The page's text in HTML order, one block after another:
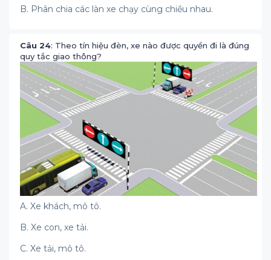
B. Phân chia các làn xe chạy cùng chiều nhau.
Câu 24: Theo tín hiệu đèn, xe nào được quyền đi là đúng
quy tắc giao thông?
A. Xe khách, mô tô.
B. Xe con, xe tải.
C. Xe tải, mô tô.